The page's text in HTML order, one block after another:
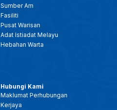
Sumber Am
Fasiliti
Pusat Warisan
Adat Istiadat Melayu
Hebahan Warta
Hubungi Kami
Maklumat Perhubungan
Kerjaya